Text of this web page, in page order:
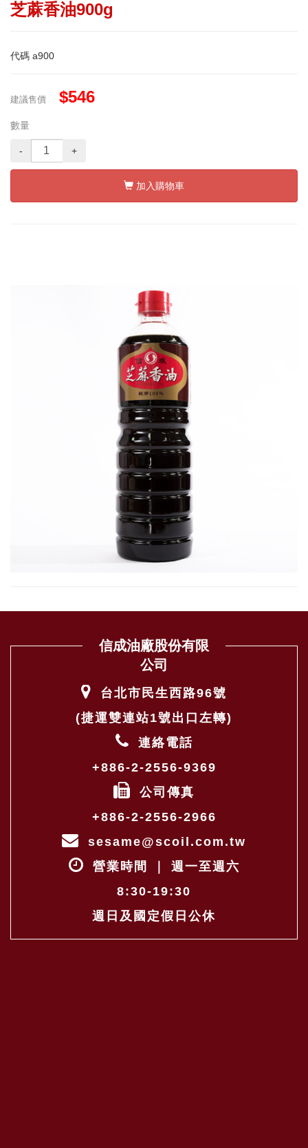
芝蔴香油900g
代碼 a900
建議售價 $546
數量
- +
加入購物車
信成油廠股份有限
公司
台北市民生西路96號
(捷運雙連站1號出口左轉)
連絡電話
+886-2-2556-9369
公司傳真
+886-2-2556-2966
sesame@scoil.com.tw
營業時間 ｜ 週一至週六
8:30-19:30
週日及國定假日公休